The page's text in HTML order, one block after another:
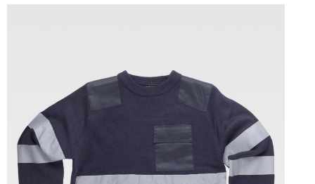
Tallas: S, M, L, XL, XXL